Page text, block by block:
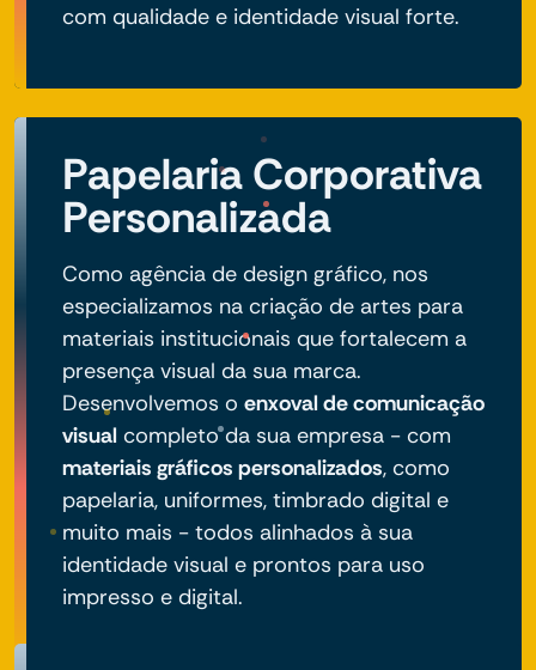
com qualidade e identidade visual forte.
Papelaria Corporativa
Personalizada
Como agência de design gráfico, nos
especializamos na criação de artes para
materiais institucionais que fortalecem a
presença visual da sua marca.
Desenvolvemos o enxoval de comunicação
visual completo da sua empresa - com
materiais gráficos personalizados, como
papelaria, uniformes, timbrado digital e
muito mais - todos alinhados à sua
identidade visual e prontos para uso
impresso e digital.